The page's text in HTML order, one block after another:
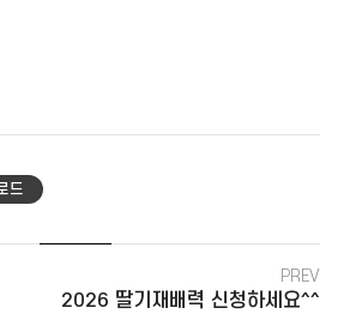
드
PREV
2026 딸기재배력 신청하세요^^